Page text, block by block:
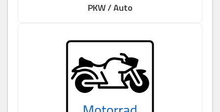
PKW / Auto